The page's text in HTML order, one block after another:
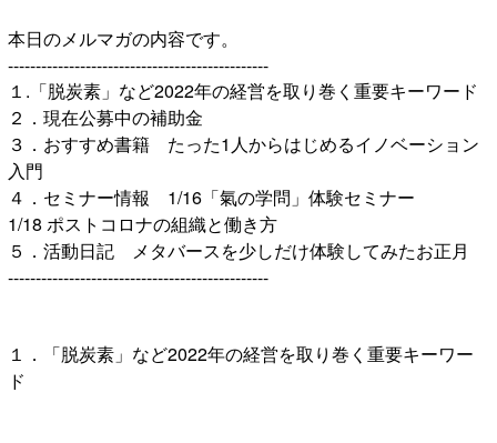
本日のメルマガの内容です。
-----------------------------------------------
１.「脱炭素」など2022年の経営を取り巻く重要キーワード
２．現在公募中の補助金
３．おすすめ書籍 たった1人からはじめるイノベーション
入門
４．セミナー情報 1/16「氣の学問」体験セミナー
1/18 ポストコロナの組織と働き方
５．活動日記 メタバースを少しだけ体験してみたお正月
-----------------------------------------------
１．「脱炭素」など2022年の経営を取り巻く重要キーワー
ド